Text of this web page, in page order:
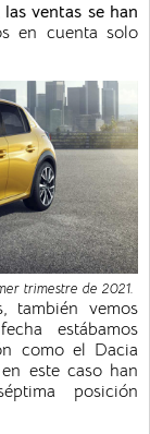
las ventas se han
en cuenta solo
trimestre de 2021.
también vemos
estábamos
como el Dacia
este caso han
posición